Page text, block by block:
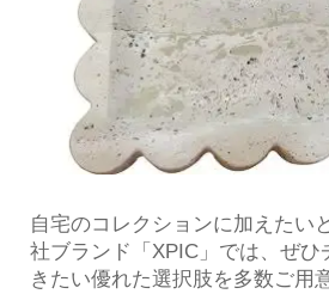
自宅のコレクションに加えたい
社ブランド「XPIC」では、ぜひ
きたい優れた選択肢を多数ご用